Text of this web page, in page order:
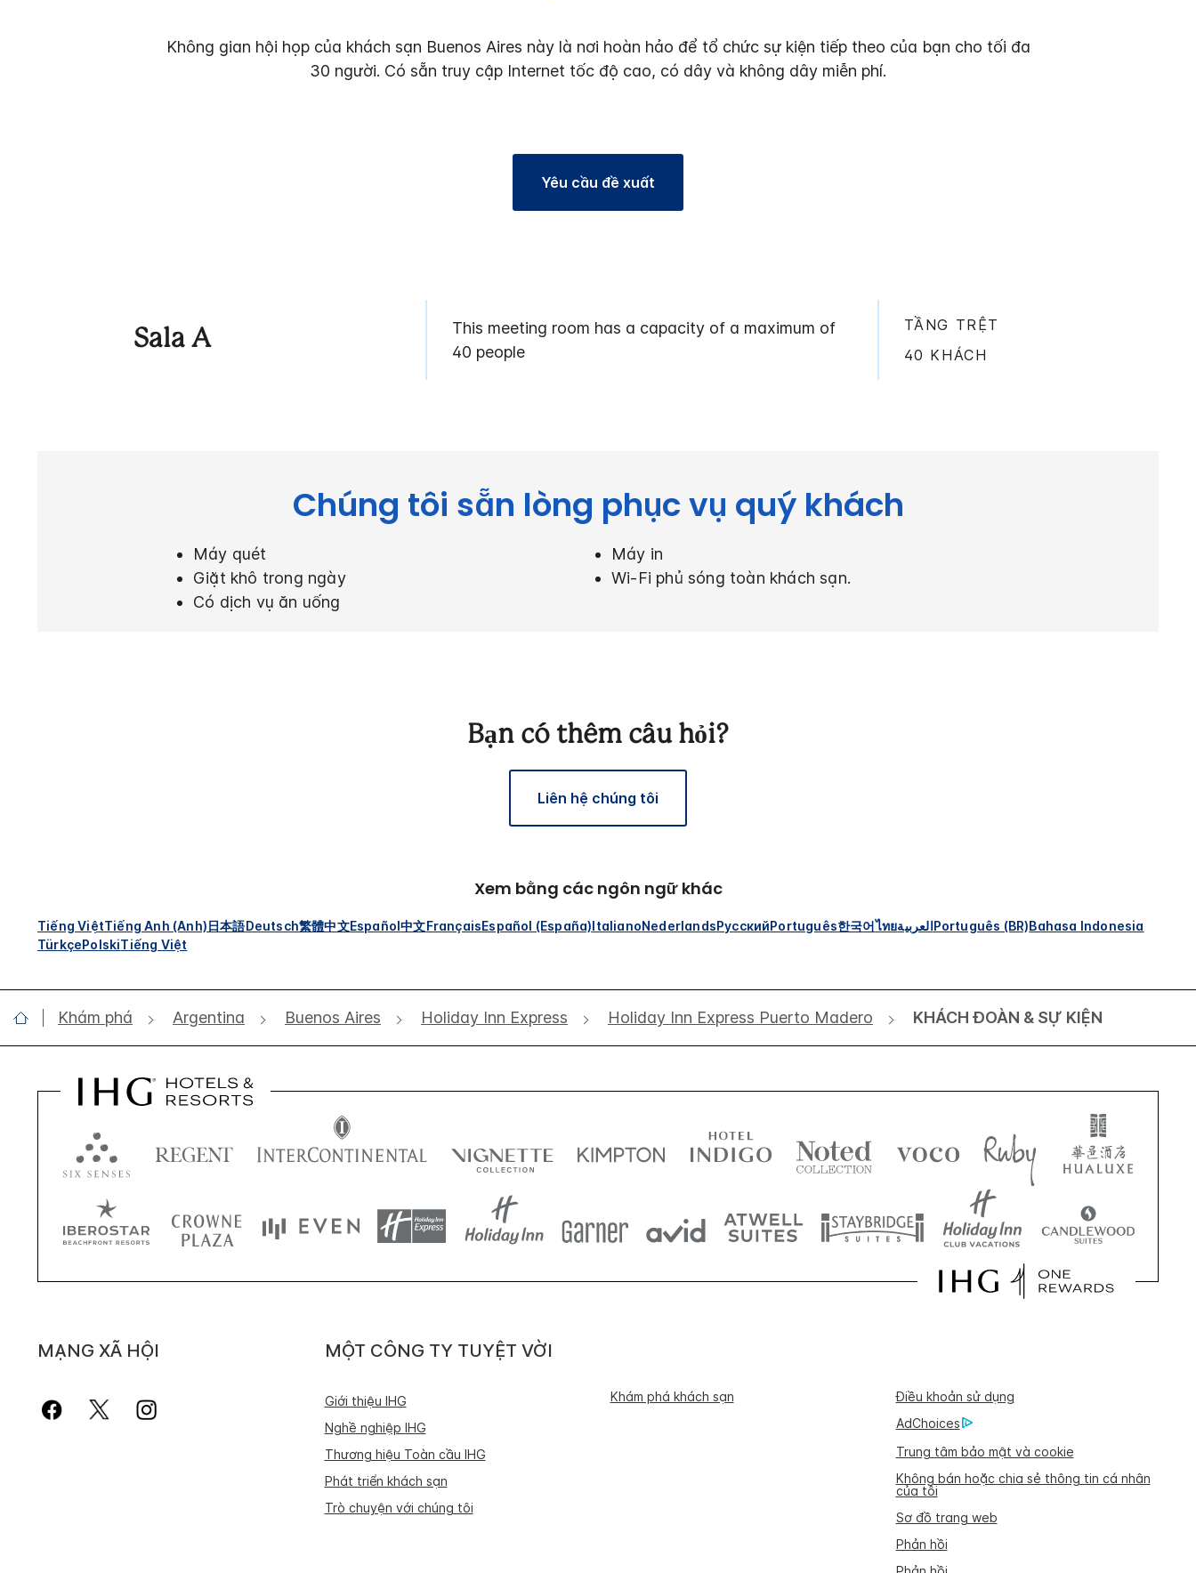
Không gian hội họp của khách sạn Buenos Aires này là nơi hoàn hảo để tổ chức sự kiện tiếp theo của bạn cho tối đa
30 người. Có sẵn truy cập Internet tốc độ cao, có dây và không dây miễn phí.
Yêu cầu đề xuất
Sala A
This meeting room has a capacity of a maximum of
40 people
TẦNG TRỆT
40 KHÁCH
Chúng tôi sẵn lòng phục vụ quý khách
Máy quét
Máy in
Giặt khô trong ngày
Wi-Fi phủ sóng toàn khách sạn.
Có dịch vụ ăn uống
Bạn có thêm câu hỏi?
Liên hệ chúng tôi
Xem bằng các ngôn ngữ khác
Tiếng ViệtTiếng Anh (Anh)日本語Deutsch繁體中文Español中文FrançaisEspañol (España)ItalianoNederlandsРусскийPortuguês한국어ไทยالعربيةPortuguês (BR)Bahasa Indonesia
TürkçePolskiTiếng Việt
Khám phá Argentina Buenos Aires Holiday Inn Express Holiday Inn Express Puerto Madero KHÁCH ĐOÀN & SỰ KIỆN
MẠNG XÃ HỘI MỘT CÔNG TY TUYỆT VỜI
Giới thiệu IHG
Nghề nghiệp IHG
Thương hiệu Toàn cầu IHG
Phát triển khách sạn
Trò chuyện với chúng tôi
Khám phá khách sạn
Điều khoản sử dụng
AdChoices
Trung tâm bảo mật và cookie
Không bán hoặc chia sẻ thông tin cá nhân
của tôi
Sơ đồ trang web
Phản hồi